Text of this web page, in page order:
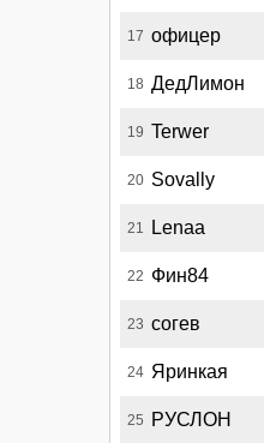
17 офицер
18 ДедЛимон
19 Terwer
20 Sovally
21 Lenaa
22 Фин84
23 согев
24 Яринкая
25 РУСЛОН